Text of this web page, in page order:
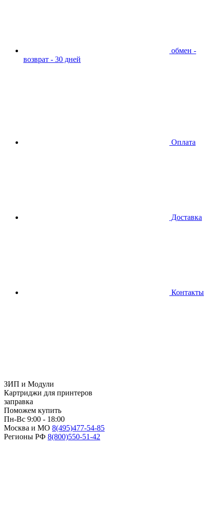
обмен -
возврат - 30 дней
Оплата
Доставка
Контакты
ЗИП и Модули
Картриджи для принтеров
заправка
Поможем купить
Пн-Вс 9:00 - 18:00
Москва и МО 8(495)477-54-85
Регионы РФ 8(800)550-51-42